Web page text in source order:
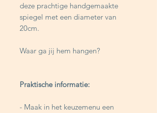
deze prachtige handgemaakte
spiegel met een diameter van
20cm.
Waar ga jij hem hangen?
Praktische informatie:
- Maak in het keuzemenu een